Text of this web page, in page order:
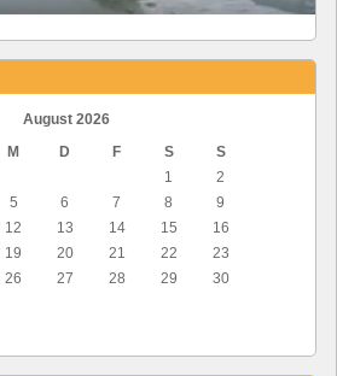
August 2026
M D F S
S
1
2
5 6 7 8
9
12 13 14 15
16
19 20 21 22
23
26 27 28 29
30